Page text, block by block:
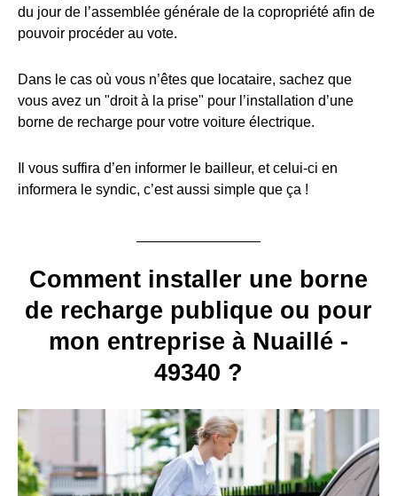
du jour de l’assemblée générale de la copropriété afin de
pouvoir procéder au vote.
Dans le cas où vous n’êtes que locataire, sachez que
vous avez un "droit à la prise" pour l’installation d’une
borne de recharge pour votre voiture électrique.
Il vous suffira d’en informer le bailleur, et celui-ci en
informera le syndic, c’est aussi simple que ça !
Comment installer une borne
de recharge publique ou pour
mon entreprise à Nuaillé -
49340 ?